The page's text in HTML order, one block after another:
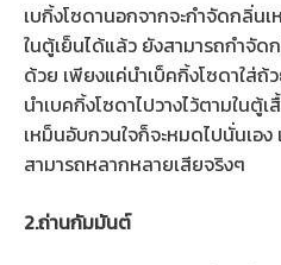
เบกิ้งโซดานอกจากจะกำจัดกลิ่น
ในตู้เย็นได้แล้ว ยังสามารถกำจั
ด้วย เพียงแค่นำเบ็คกิ้งโซดาใส่ถ้
นำเบคกิ้งโซดาไปวางไว้ตามในตู้
เหม็นอับกวนใจก็จะหมดไปนั่นเอง
สามารถหลากหลายเสียจริงๆ
2.ถ่านกัมมันต์